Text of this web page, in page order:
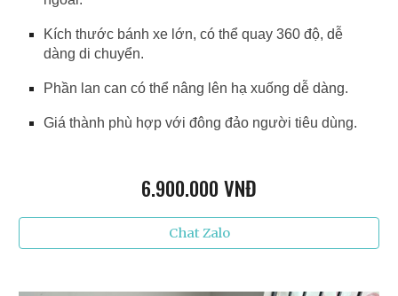
Kích thước bánh xe lớn, có thể quay 360 độ, dễ
dàng di chuyển.
Phần lan can có thể nâng lên hạ xuống dễ dàng.
Giá thành phù hợp với đông đảo người tiêu dùng.
6.900.000 VNĐ
Chat Zalo